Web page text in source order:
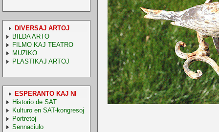
DIVERSAJ ARTOJ
BILDA ARTO
FILMO KAJ TEATRO
MUZIKO
PLASTIKAJ ARTOJ
ESPERANTO KAJ NI
Historio de SAT
Kulturo en SAT-kongresoj
Portretoj
Sennaciulo